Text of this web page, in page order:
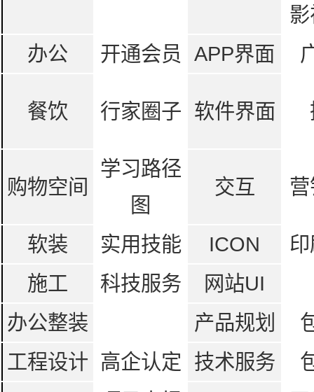
办公
开通会员 APP界面
餐饮 行家圈子 软件界面
购物空间
学习路径
图
交互
软装 实用技能 ICON
施工
科技服务
网站UI
办公整装
产品规划
工程设计 高企认定 技术服务